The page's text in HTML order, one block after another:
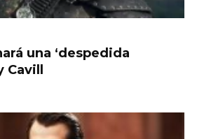
una ‘despedida
Cavill